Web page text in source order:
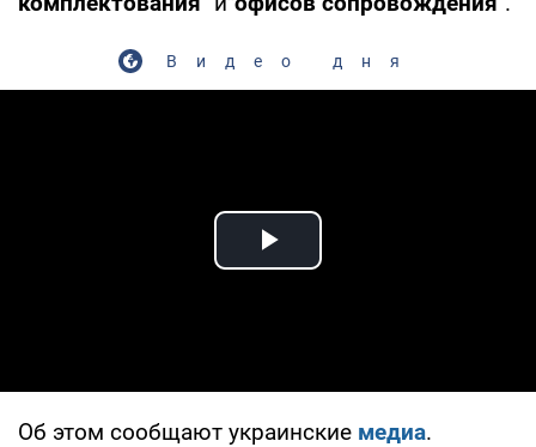
Видео дня
Play Video
Об этом сообщают украинские медиа.